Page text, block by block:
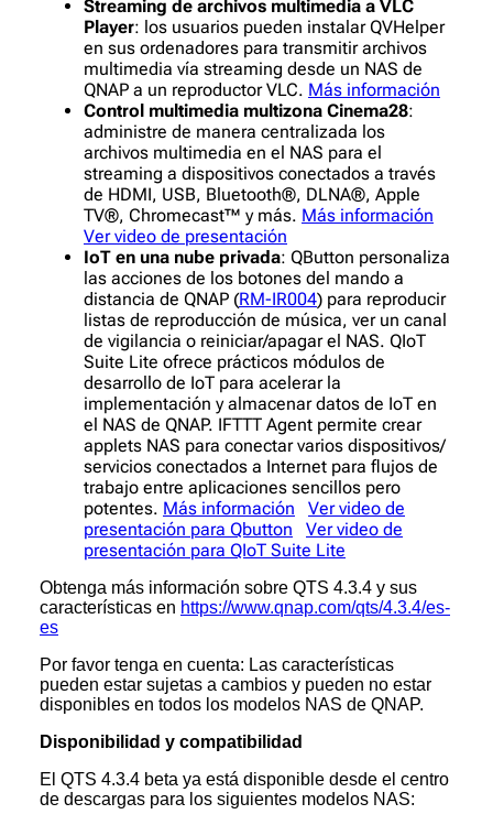
Streaming de archivos multimedia a VLC
Player: los usuarios pueden instalar QVHelper
en sus ordenadores para transmitir archivos
multimedia vía streaming desde un NAS de
QNAP a un reproductor VLC. Más información
Control multimedia multizona Cinema28:
administre de manera centralizada los
archivos multimedia en el NAS para el
streaming a dispositivos conectados a través
de HDMI, USB, Bluetooth®, DLNA®, Apple
TV®, Chromecast™ y más. Más información
Ver video de presentación
IoT en una nube privada: QButton personaliza
las acciones de los botones del mando a
distancia de QNAP (RM-IR004) para reproducir
listas de reproducción de música, ver un canal
de vigilancia o reiniciar/apagar el NAS. QIoT
Suite Lite ofrece prácticos módulos de
desarrollo de IoT para acelerar la
implementación y almacenar datos de IoT en
el NAS de QNAP. IFTTT Agent permite crear
applets NAS para conectar varios dispositivos/
servicios conectados a Internet para flujos de
trabajo entre aplicaciones sencillos pero
potentes. Más información
Ver video de
presentación para Qbutton
Ver video de
presentación para QIoT Suite Lite
Obtenga más información sobre QTS 4.3.4 y sus
características en https://www.qnap.com/qts/4.3.4/es-
es
Por favor tenga en cuenta: Las características
pueden estar sujetas a cambios y pueden no estar
disponibles en todos los modelos NAS de QNAP.
Disponibilidad y compatibilidad
El QTS 4.3.4 beta ya está disponible desde el centro
de descargas para los siguientes modelos NAS: